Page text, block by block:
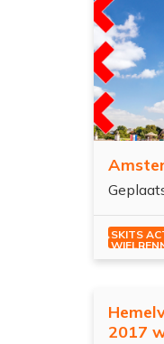
SKITS
2017